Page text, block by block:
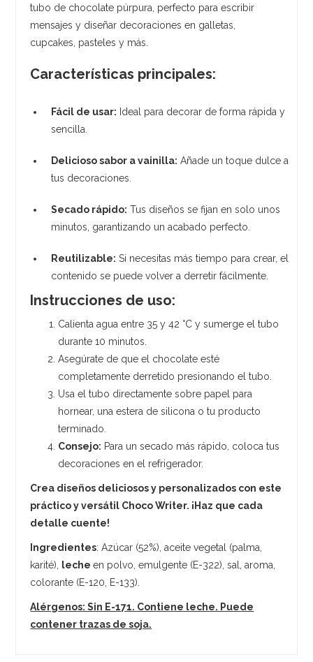
tubo de chocolate púrpura, perfecto para escribir
mensajes y diseñar decoraciones en galletas,
cupcakes, pasteles y más.
Características principales:
Fácil de usar: Ideal para decorar de forma rápida y
sencilla.
Delicioso sabor a vainilla: Añade un toque dulce a
tus decoraciones.
Secado rápido: Tus diseños se fijan en solo unos
minutos, garantizando un acabado perfecto.
Reutilizable: Si necesitas más tiempo para crear, el
contenido se puede volver a derretir fácilmente.
Instrucciones de uso:
Calienta agua entre 35 y 42 °C y sumerge el tubo
durante 10 minutos.
Asegúrate de que el chocolate esté
completamente derretido presionando el tubo.
Usa el tubo directamente sobre papel para
hornear, una estera de silicona o tu producto
terminado.
Consejo: Para un secado más rápido, coloca tus
decoraciones en el refrigerador.
Crea diseños deliciosos y personalizados con este
práctico y versátil Choco Writer. ¡Haz que cada
detalle cuente!
Ingredientes: Azúcar (52%), aceite vegetal (palma,
karité),
lecheen polvo, emulgente (E-322), sal, aroma,
colorante (E-120, E-133).
Alérgenos: Sin E-171. Contiene leche. Puede
contener trazas de soja.